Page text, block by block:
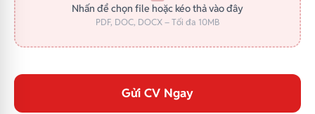
Nhấn để chọn file hoặc kéo thả vào đây
PDF, DOC, DOCX – Tối đa 10MB
Gửi CV Ngay